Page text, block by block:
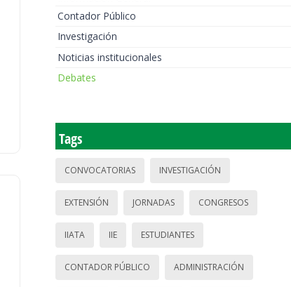
Contador Público
Investigación
Noticias institucionales
Debates
Tags
CONVOCATORIAS INVESTIGACIÓN
EXTENSIÓN JORNADAS CONGRESOS
IIATA IIE ESTUDIANTES
CONTADOR PÚBLICO ADMINISTRACIÓN